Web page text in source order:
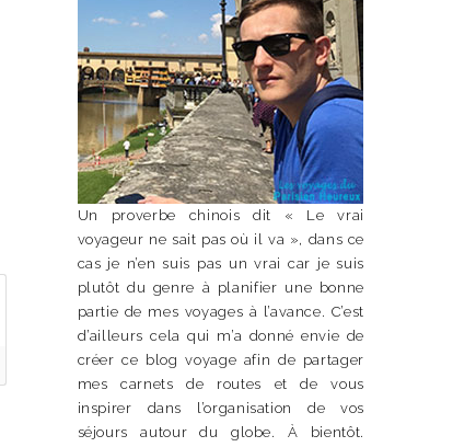
Un proverbe chinois dit « Le vrai
voyageur ne sait pas où il va », dans ce
cas je n’en suis pas un vrai car je suis
plutôt du genre à planifier une bonne
partie de mes voyages à l’avance. C’est
d’ailleurs cela qui m’a donné envie de
créer ce blog voyage afin de partager
mes carnets de routes et de vous
inspirer dans l’organisation de vos
séjours autour du globe. À bientôt.